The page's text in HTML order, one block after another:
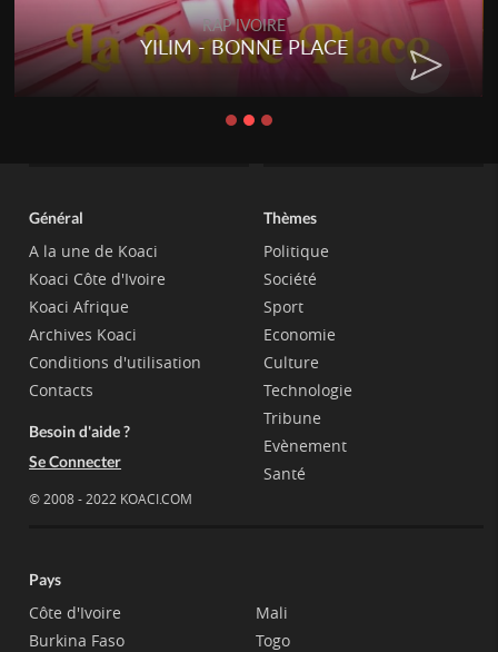
RAP IVOIRE
YILIM - BONNE PLACE
Général
A la une de Koaci
Koaci Côte d'Ivoire
Koaci Afrique
Archives Koaci
Conditions d'utilisation
Contacts
Besoin d'aide ?
Se Connecter
© 2008 - 2022 KOACI.COM
Thèmes
Politique
Société
Sport
Economie
Culture
Technologie
Tribune
Evènement
Santé
Pays
Côte d'Ivoire
Burkina Faso
Mali
Togo